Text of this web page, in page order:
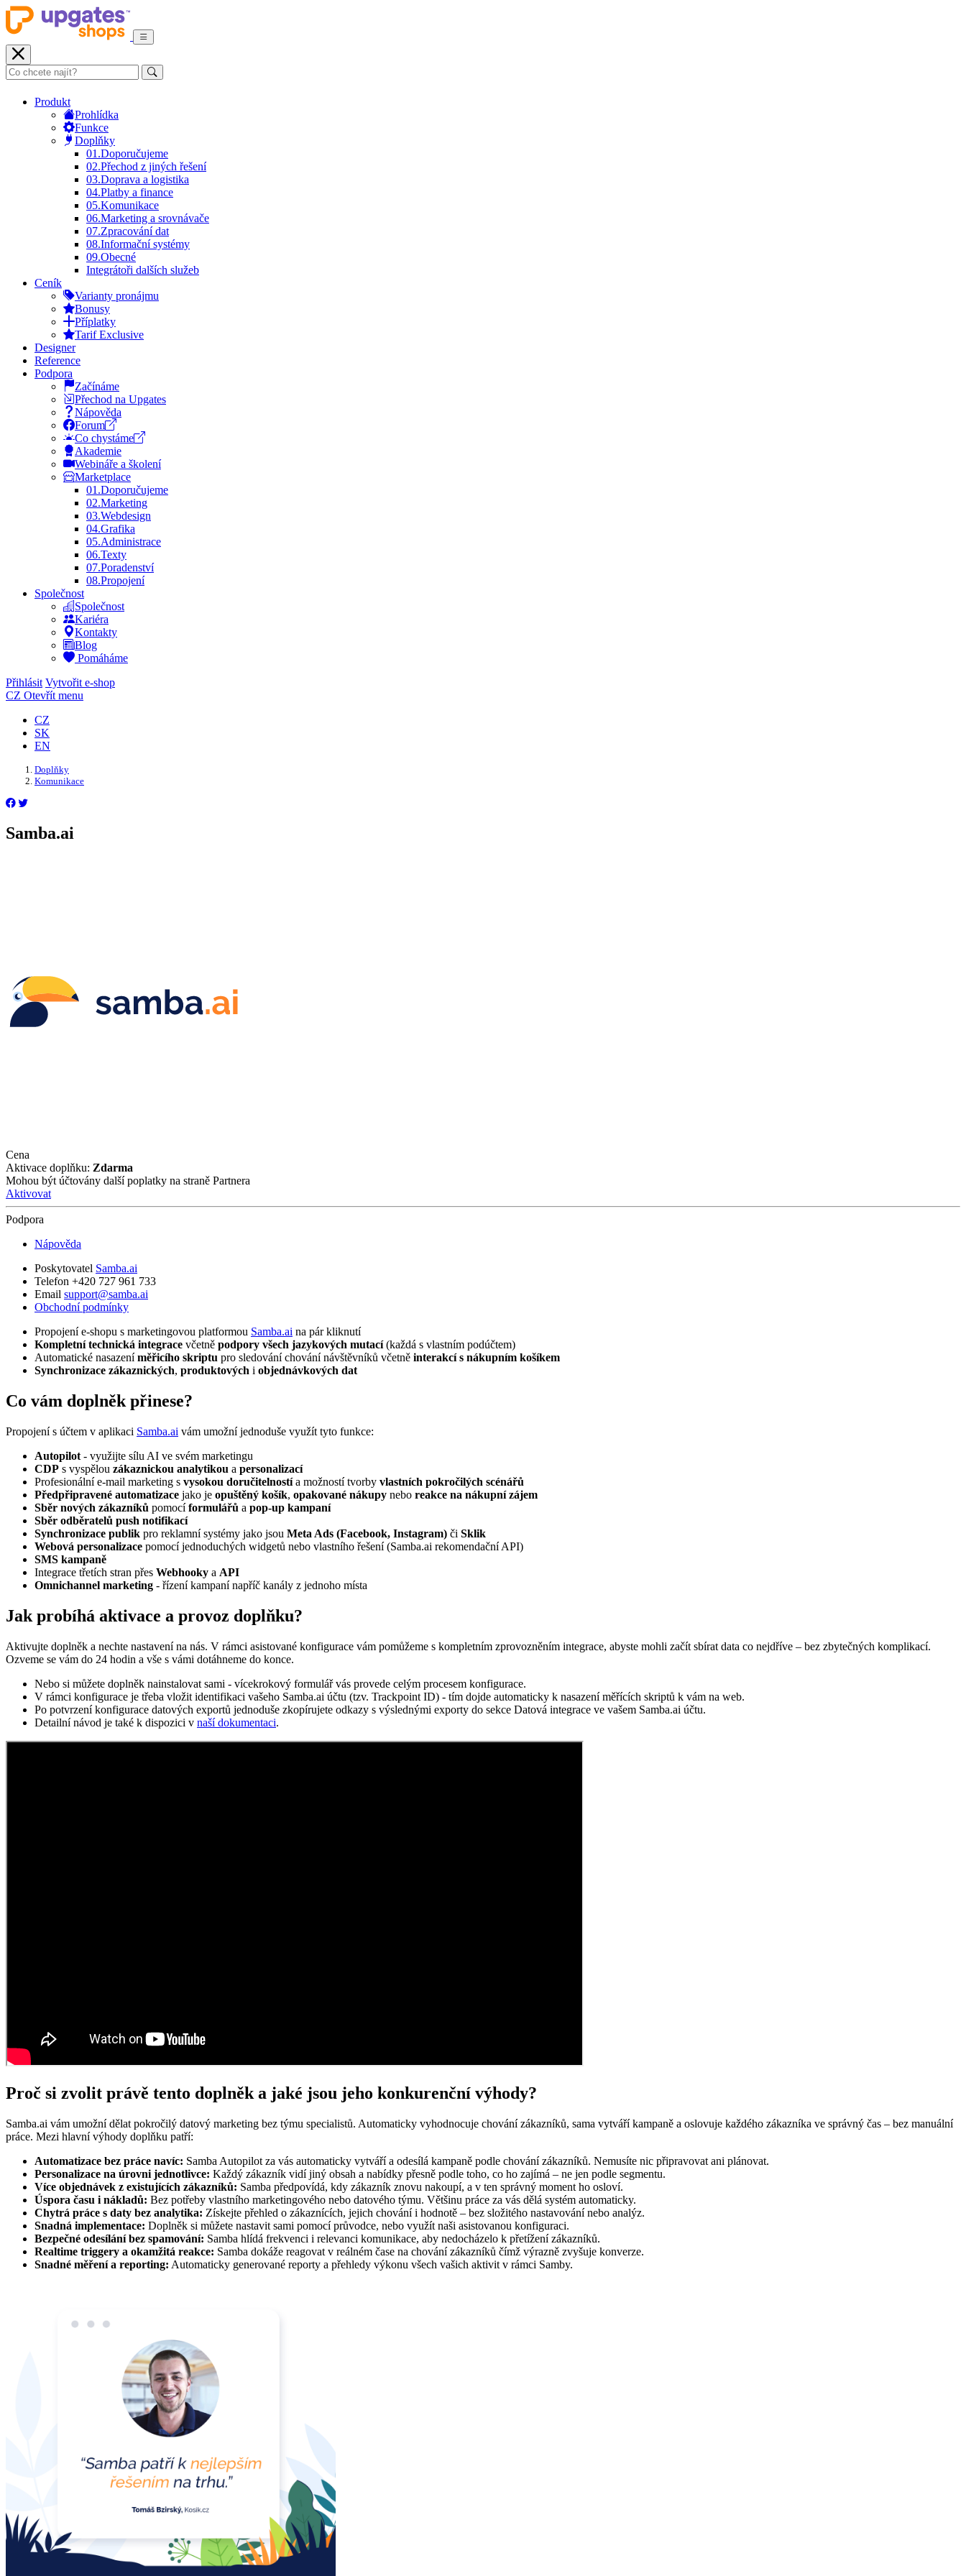
Produkt
Prohlídka
Funkce
Doplňky
01.Doporučujeme
02.Přechod z jiných řešení
03.Doprava a logistika
04.Platby a finance
05.Komunikace
06.Marketing a srovnávače
07.Zpracování dat
08.Informační systémy
09.Obecné
Integrátoři dalších služeb
Ceník
Varianty pronájmu
Bonusy
Příplatky
Tarif Exclusive
Designer
Reference
Podpora
Začínáme
Přechod na Upgates
Nápověda
Forum
Co chystáme
Akademie
Webináře a školení
Marketplace
01.Doporučujeme
02.Marketing
03.Webdesign
04.Grafika
05.Administrace
06.Texty
07.Poradenství
08.Propojení
Společnost
Společnost
Kariéra
Kontakty
Blog
Pomáháme
Přihlásit Vytvořit e-shop
CZ Otevřít menu
CZ
SK
EN
Doplňky
Komunikace
Samba.ai
Cena
Aktivace doplňku: Zdarma
Mohou být účtovány další poplatky na straně Partnera
Aktivovat
Podpora
Nápověda
Poskytovatel Samba.ai
Telefon +420 727 961 733
Email support@samba.ai
Obchodní podmínky
Propojení e-shopu s marketingovou platformou Samba.ai na pár kliknutí
Kompletní technická integrace včetně podpory všech jazykových mutací(každá s vlastním podúčtem)
Automatické nasazeníměřicího skriptu pro sledování chování návštěvníků včetně interakcí s nákupním košíkem
Synchronizace zákaznických, produktových i objednávkových dat
Co vám doplněk přinese?
Propojení s účtem v aplikaci Samba.ai vám umožní jednoduše využít tyto funkce:
Autopilot - využijte sílu AI ve svém marketingu
CDP s vyspělou zákaznickou analytikou a personalizací
Profesionální e-mail marketing s vysokou doručitelnostía možností tvorby vlastních pokročilých scénářů
Předpřipravené automatizace jako je opuštěný košík, opakované nákupy nebo reakce na nákupní zájem
Sběr nových zákazníků pomocíformulářů a pop-up kampaní
Sběr odběratelů push notifikací
Synchronizace publik pro reklamní systémy jako jsou Meta Ads (Facebook, Instagram) či Sklik
Webová personalizace pomocí jednoduchých widgetů nebo vlastního řešení (Samba.ai rekomendační API)
SMS kampaně
Integrace třetích stran přes Webhooky a API
Omnichannel marketing - řízení kampaní napříč kanály z jednoho místa
Jak probíhá aktivace a provoz doplňku?
Aktivujte doplněk a nechte nastavení na nás. V rámci asistované konfigurace vám pomůžeme s kompletním zprovozněním integrace, abyste mohli začít sbírat data co nejdříve – bez zbytečných komplikací.
Ozveme se vám do 24 hodin a vše s vámi dotáhneme do konce.
Nebo si můžete doplněk nainstalovat sami - vícekrokový formulář vás provede celým procesem konfigurace.
V rámci konfigurace je třeba vložit identifikaci vašeho Samba.ai účtu (tzv. Trackpoint ID) - tím dojde automaticky k nasazení měřících skriptů k vám na web.
Po potvrzení konfigurace datových exportů jednoduše zkopírujete odkazy s výslednými exporty do sekce Datová integrace ve vašem Samba.ai účtu.
Detailní návod je také k dispozici v naší dokumentaci.
Proč si zvolit právě tento doplněk a jaké jsou jeho konkurenční výhody?
Samba.ai vám umožní dělat pokročilý datový marketing bez týmu specialistů. Automaticky vyhodnocuje chování zákazníků, sama vytváří kampaně a oslovuje každého zákazníka ve správný čas – bez manuální
práce. Mezi hlavní výhody doplňku patří:
Automatizace bez práce navíc: Samba Autopilot za vás automaticky vytváří a odesílá kampaně podle chování zákazníků. Nemusíte nic připravovat ani plánovat.
Personalizace na úrovni jednotlivce: Každý zákazník vidí jiný obsah a nabídky přesně podle toho, co ho zajímá – ne jen podle segmentu.
Více objednávek z existujících zákazníků: Samba předpovídá, kdy zákazník znovu nakoupí, a v ten správný moment ho osloví.
Úspora času i nákladů: Bez potřeby vlastního marketingového nebo datového týmu. Většinu práce za vás dělá systém automaticky.
Chytrá práce s daty bez analytika: Získejte přehled o zákaznících, jejich chování i hodnotě – bez složitého nastavování nebo analýz.
Snadná implementace: Doplněk si můžete nastavit sami pomocí průvodce, nebo využít naši asistovanou konfiguraci.
Bezpečné odesílání bez spamování: Samba hlídá frekvenci i relevanci komunikace, aby nedocházelo k přetížení zákazníků.
Realtime triggery a okamžitá reakce: Samba dokáže reagovat v reálném čase na chování zákazníků čímž výrazně zvyšuje konverze.
Snadné měření a reporting: Automaticky generované reporty a přehledy výkonu všech vašich aktivit v rámci Samby.